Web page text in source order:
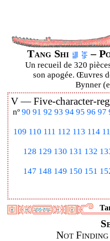
Tang Shi –
Un recueil de 320
son apogée. Œuvres
Bynner
V —Five-character-
nº 90 91 92 93 94 95 96 97
109 110 111 112 113 114
128 129 130 131 132
147 148 149 150 151
Not Finding